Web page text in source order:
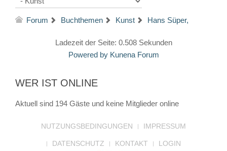
Forum Buchthemen Kunst Hans Süper,
Ladezeit der Seite: 0.508 Sekunden
Powered by Kunena Forum
WER IST ONLINE
Aktuell sind 194 Gäste und keine Mitglieder online
NUTZUNGSBEDINGUNGEN IMPRESSUM
DATENSCHUTZ KONTAKT LOGIN